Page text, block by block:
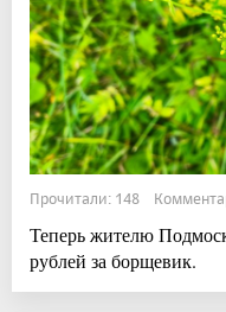
Прочитали: 148
Теперь жителю
рублей за борщевик.